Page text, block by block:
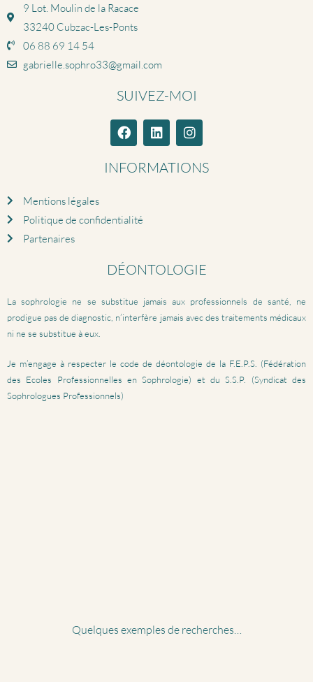
9 Lot. Moulin de la Racace
33240 Cubzac-Les-Ponts
06 88 69 14 54
gabrielle.sophro33@gmail.com
SUIVEZ-MOI
INFORMATIONS
Mentions légales
Politique de confidentialité
Partenaires
DÉONTOLOGIE
La sophrologie ne se substitue jamais aux professionnels de santé, ne
prodigue pas de diagnostic, n’interfère jamais avec des traitements médicaux
ni ne se substitue à eux.
Je m’engage à respecter le code de déontologie de la F.E.P.S. (Fédération
des Ecoles Professionnelles en Sophrologie) et du S.S.P. (Syndicat des
Sophrologues Professionnels)
Quelques exemples de recherches…